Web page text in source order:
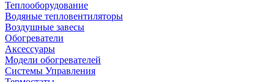
Теплооборудование
Водяные тепловентиляторы
Воздушные завесы
Обогреватели
Аксессуары
Модели обогревателей
Системы Управления